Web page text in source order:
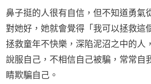
鼻子挺的人很有自信，但不知道勇氣
對她好，她就會覺得「我可以拯救這
拯救童年不快樂，深陷泥沼之中的人
說服自己，不相信自己被騙，常常自
睛欺騙自己。